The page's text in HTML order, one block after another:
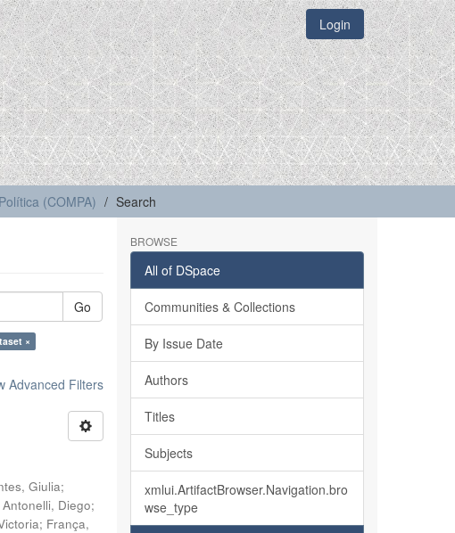
Login
(COMPA) Search
Go
×
Advanced Filters
Giulia;
Antonelli, Diego;
; França,
BROWSE
All of DSpace
Communities & Collections
By Issue Date
Authors
Titles
Subjects
xmlui.ArtifactBrowser.Navigation.bro
wse_type